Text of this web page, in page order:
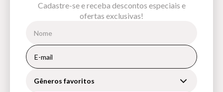
Cadastre-se e receba descontos especiais e
ofertas exclusivas!
Gêneros favoritos